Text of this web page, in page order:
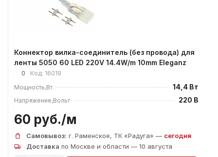
Коннектор вилка-соединитель (без провода) для
ленты 5050 60 LED 220V 14.4W/m 10mm Eleganz
0 Код: 16019
Мощность,Вт
14,4 Вт
Напряжение,Вольт 220 В
60 руб./м
Самовывоз: г. Раменское, ТК «Радуга» — сегодня
Доставка по Москве и области — 10 августа